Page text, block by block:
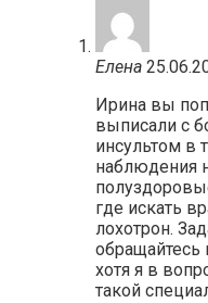
Елена
Ирина вы
выписали с
инсультом в
наблюдения
где искать
лохотрон.
хотя я в
такой